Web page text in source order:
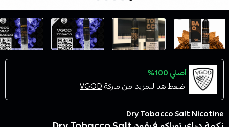
أصلي 100%
اضغط هنا للمزيد من ماركةVGOD
Dry Tobacco Salt Nicotine